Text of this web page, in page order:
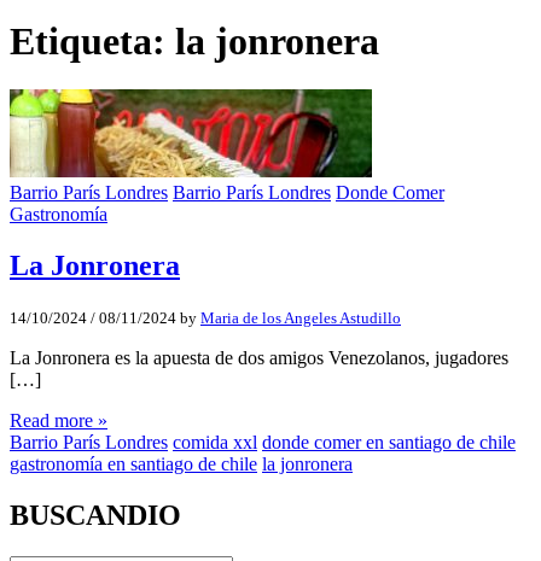
Etiqueta: la jonronera
Barrio París Londres Barrio París Londres Donde Comer
Gastronomía
La Jonronera
14/10/2024 / 08/11/2024 by Maria de los Angeles Astudillo
La Jonronera es la apuesta de dos amigos Venezolanos, jugadores
[…]
Read more »
Barrio París Londres comida xxl donde comer en santiago de chile
gastronomía en santiago de chile la jonronera
BUSCANDIO